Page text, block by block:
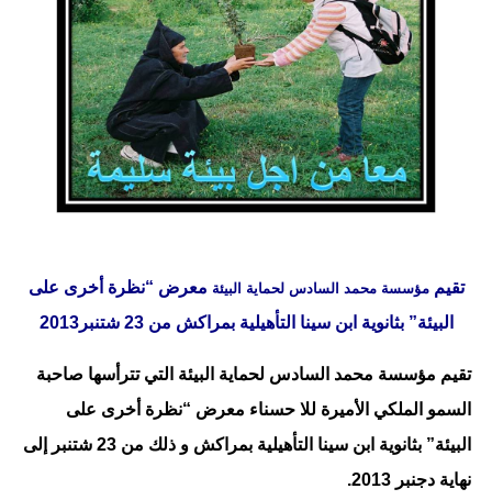
تقيممؤسسة محمد السادس لحماية البيئة معرض “نظرة أخرى على
البيئة” بثانوية ابن سينا التأهيلية بمراكش من 23 شتنبر2013
تقيم مؤسسة محمد السادس لحماية البيئة التي تترأسها صاحبة
السمو الملكي الأميرة للا حسناء معرض “نظرة أخرى على
البيئة” بثانوية ابن سينا التأهيلية بمراكش و ذلك من 23 شتنبر إلى
نهاية دجنبر 2013.